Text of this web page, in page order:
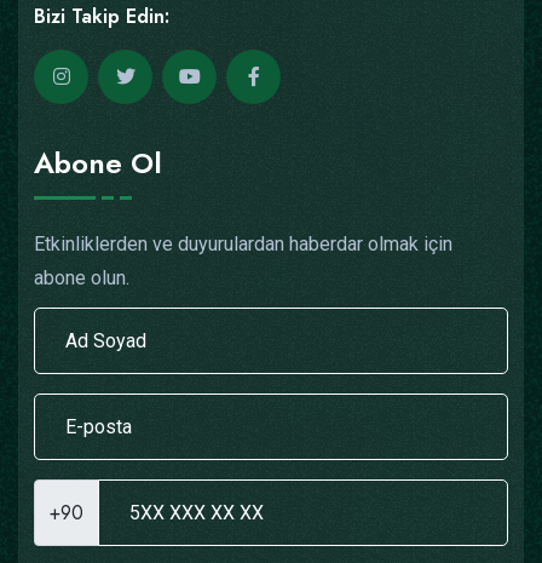
Bizi Takip Edin:
Abone Ol
Etkinliklerden ve duyurulardan haberdar olmak için
abone olun.
+90